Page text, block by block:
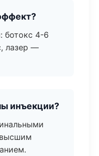
ботокс 4-6
лазер —
инъекции?